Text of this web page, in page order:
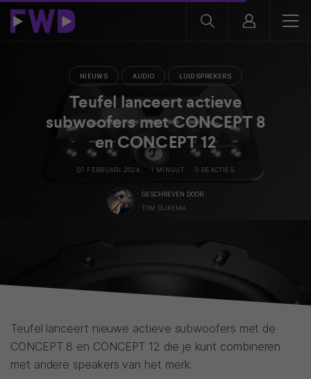
NIEUWS AUDIO LUIDSPREKERS
Teufel lanceert actieve
subwoofers met CONCEPT 8
en CONCEPT 12
07 FEBRUARI 2024 1 MINUUT 0 REACTIES
GESCHREVEN DOOR
TOM DIJKEMA
Teufel lanceert nieuwe actieve subwoofers met de
CONCEPT 8 en CONCEPT 12 die je kunt combineren
met andere speakers van het merk.